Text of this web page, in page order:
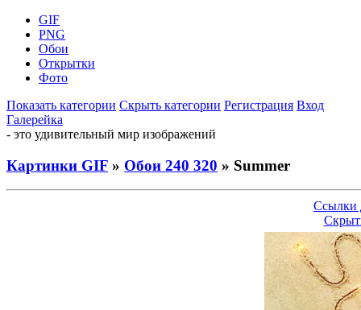
GIF
PNG
Обои
Открытки
Фото
Показать категории Скрыть категории Регистрация Вход
Галерейка
- это удивительный мир изображений
Картинки GIF » Обои 240 320 » Summer
Ссылки